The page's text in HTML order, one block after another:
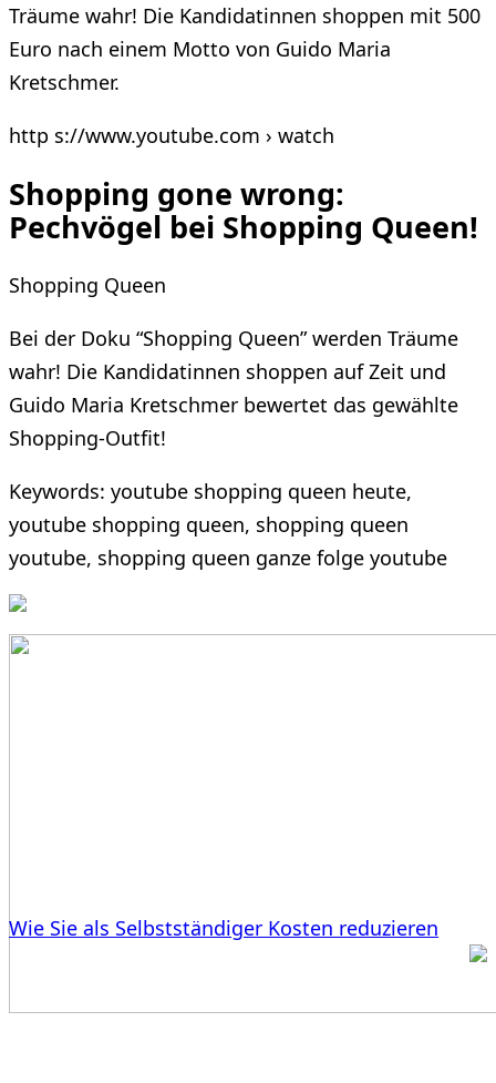
Träume wahr! Die Kandidatinnen shoppen mit 500
Euro nach einem Motto von Guido Maria
Kretschmer.
http s://www.youtube.com › watch
Shopping gone wrong:
Pechvögel bei Shopping Queen!
Shopping Queen
Bei der Doku “Shopping Queen” werden Träume
wahr! Die Kandidatinnen shoppen auf Zeit und
Guido Maria Kretschmer bewertet das gewählte
Shopping-Outfit!
Keywords: youtube shopping queen heute,
youtube shopping queen, shopping queen
youtube, shopping queen ganze folge youtube
Wie Sie als Selbstständiger Kosten reduzieren